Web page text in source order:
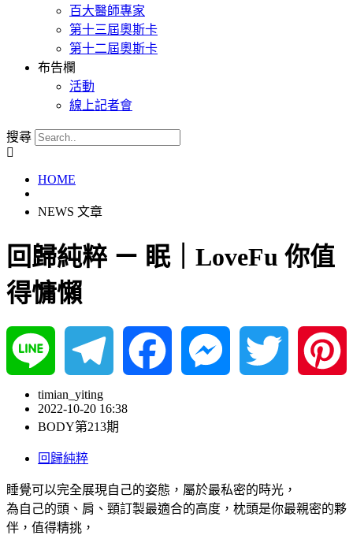
百大醫師專家
第十三屆奧斯卡
第十二屆奧斯卡
布告欄
活動
線上記者會
搜尋
HOME
NEWS 文章
回歸純粹 ㄧ 眠｜LoveFu 你值
得慵懶
Line Telegram Facebook Messenger Twitter
Pinterest
timian_yiting
2022-10-20 16:38
BODY第213期
回歸純粹
睡覺可以完全展現自己的姿態，屬於最私密的時光，
為自己的頭、肩、頸訂製最適合的高度，枕頭是你最親密的夥
伴，值得精挑，